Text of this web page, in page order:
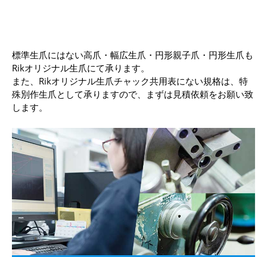
標準生爪にはない高爪・幅広生爪・円形親子爪・円形生爪も
Rikオリジナル生爪にて承ります。
また、Rikオリジナル生爪チャック共用表にない規格は、特
殊別作生爪として承りますので、まずは見積依頼をお願い致
します。